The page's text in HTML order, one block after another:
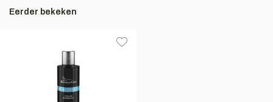
Eerder bekeken